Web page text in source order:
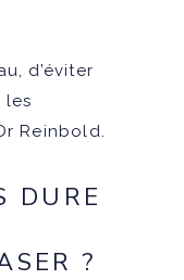
d’éviter
les
Reinbold.
DURE
?